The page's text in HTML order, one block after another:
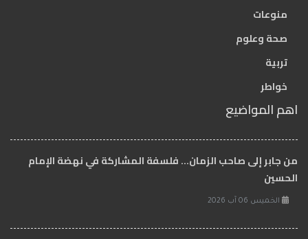
منوعات
صحة وعلوم
تربية
خواطر
اهم المواضيع
من جابر إلى صاحب الزمان… فلسفة المشاركة في نهضة الإمام
الحسين
الخميس 06 آب 2026